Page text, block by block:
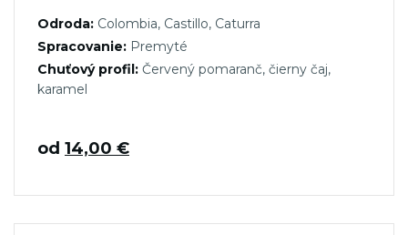
Odroda: Colombia, Castillo, Caturra
Spracovanie: Premyté
Chuťový profil: Červený pomaranč, čierny čaj,
karamel
od 14,00 €